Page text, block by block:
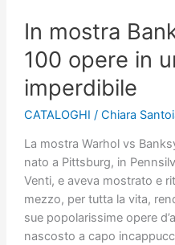
In mostra
100 opere in
imperdibile
CATALOGHI / Chiara
La mostra Warhol vs
nato a Pittsburg, in
Venti, e aveva mostrato e
mezzo, per tutta la vita,
sue popolarissime opere
nascosto a capo